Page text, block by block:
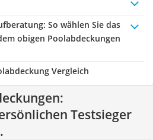
: So wählen Sie das
obigen Poolabdeckungen
Vergleich
Testsieger